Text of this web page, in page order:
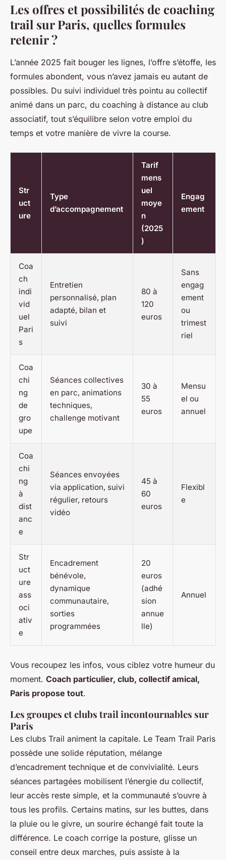
Les offres et possibilités de coaching
trail sur Paris, quelles formules
retenir ?
L’année 2025 fait bouger les lignes, l’offre s’étoffe, les
formules abondent, vous n’avez jamais eu autant de
possibles. Du suivi individuel très pointu au collectif
animé dans un parc, du coaching à distance au club
associatif, tout s’équilibre selon votre emploi du
temps et votre manière de vivre la course.
Str
uct
ure
Type
d’accompagnement
Tarif
mens
uel
moye
n
(2025
)
Engag
ement
Coa
ch
indi
vid
uel
Pari
s
Entretien
personnalisé, plan
adapté, bilan et
suivi
80 à
120
euros
Sans
engag
ement
ou
trimest
riel
Coa
chi
ng
de
gro
upe
Séances collectives
en parc, animations
techniques,
challenge motivant
30 à
55
euros
Mensu
el ou
annuel
Coa
chi
ng
à
dist
anc
e
Séances envoyées
via application, suivi
régulier, retours
vidéo
45 à
60
euros
Flexibl
e
Str
uct
ure
ass
oci
ativ
e
Encadrement
bénévole,
dynamique
communautaire,
sorties
programmées
20
euros
(adhé
sion
annue
lle)
Annuel
Vous recoupez les infos, vous ciblez votre humeur du
moment. Coach particulier, club, collectif amical,
Paris propose tout.
Les groupes et clubs trail incontournables sur
Paris
Les clubs Trail animent la capitale. Le Team Trail Paris
possède une solide réputation, mélange
d’encadrement technique et de convivialité. Leurs
séances partagées mobilisent l’énergie du collectif,
leur accès reste simple, et la communauté s’ouvre à
tous les profils. Certains matins, sur les buttes, dans
la pluie ou le givre, un sourire échangé fait toute la
différence. Le coach corrige la posture, glisse un
conseil entre deux marches, puis assiste à la